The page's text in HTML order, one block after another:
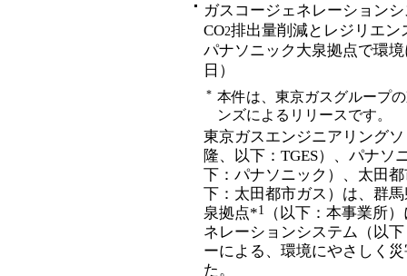
ガスコージェネレーション
CO2排出量削減とレジリエン
パナソニック大泉拠点で環
日）
* 本件は、東京ガスグループ
ンズによるリリースです。
東京ガスエンジニアリング
隆、以下：TGES）、パナソ
下：パナソニック）、太田
下：太田都市ガス）は、群
泉拠点*1
（以下：本事業所
ネレーションシステム（以
ーによる、環境にやさしく
た。